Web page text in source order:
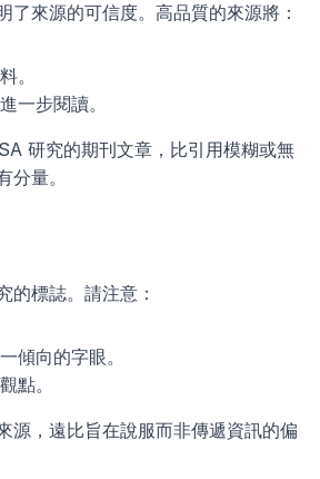
了來源的可信度。高品質的來源將：
。
一步閱讀。
研究的期刊文章，比引用模糊或無
分量。
的標誌。請注意：
傾向的字眼。
點。
源，遠比旨在說服而非傳遞資訊的偏